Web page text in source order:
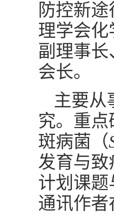
防控新
理学会
副理事
会长。
主要从
究。重
斑病菌（
发育与致
计划课
通讯作者